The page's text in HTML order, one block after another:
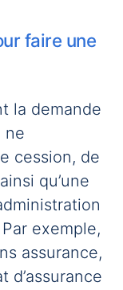
faire une
la demande
ne
cession, de
qu’une
exemple,
assurance,